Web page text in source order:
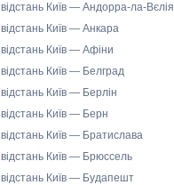
відстань Київ — Андорра-ла-Вєлія
відстань Київ — Анкара
відстань Київ — Афіни
відстань Київ — Белград
відстань Київ — Берлін
відстань Київ — Берн
відстань Київ — Братислава
відстань Київ — Брюссель
відстань Київ — Будапешт